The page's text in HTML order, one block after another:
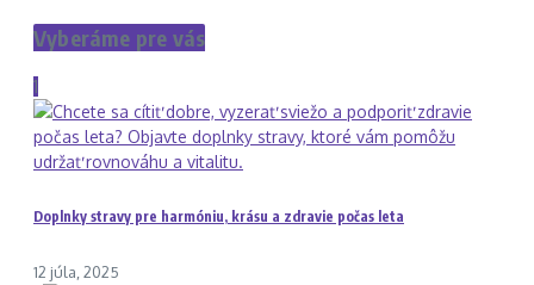
Vyberáme pre vás
1
Doplnky stravy pre harmóniu, krásu a zdravie počas leta
12 júla, 2025